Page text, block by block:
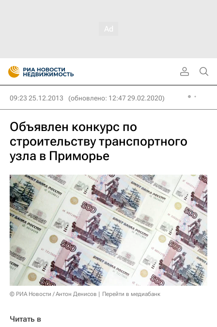
09:23 25.12.2013 (обновлено: 12:47 29.02.2020)
Объявлен конкурс по
строительству транспортного
узла в Приморье
© РИА Новости / Антон Денисов Перейти в медиабанк
Читать в